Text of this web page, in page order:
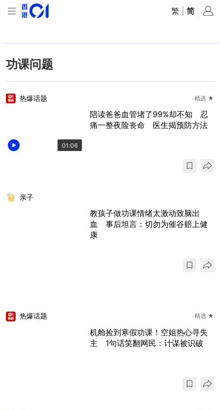
繁 简
功课问题
01:06
热爆话题 精选 ★
陪读爸爸血管堵了99%却不知 忍
痛一整夜险丧命 医生揭预防方法
亲子
教孩子做功课情绪太激动致脑出
血 事后坦言：切勿为催谷赔上健
康
热爆话题 精选 ★
机舱捡到寒假功课！空姐热心寻失
主 1句话笑翻网民：计谋被识破